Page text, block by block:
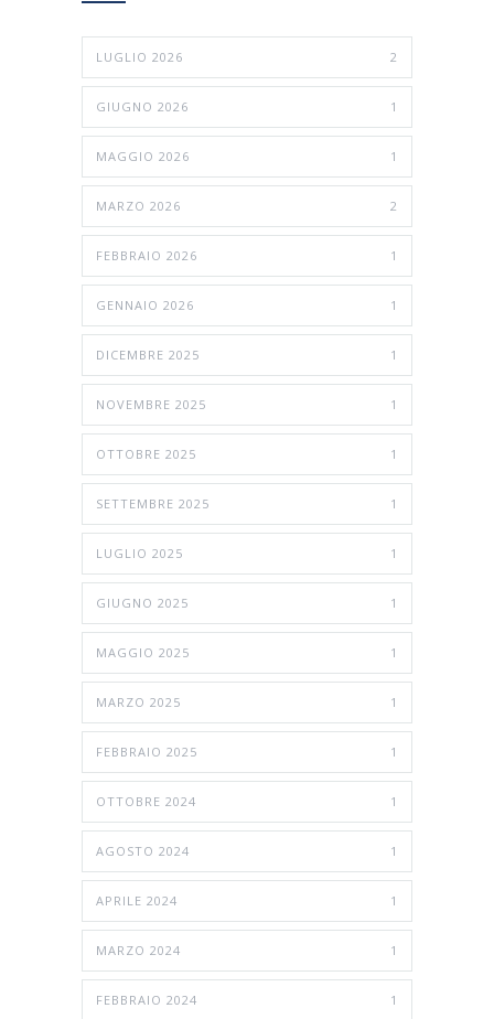
LUGLIO 2026 2
GIUGNO 2026 1
MAGGIO 2026 1
MARZO 2026 2
FEBBRAIO 2026 1
GENNAIO 2026 1
DICEMBRE 2025 1
NOVEMBRE 2025 1
OTTOBRE 2025 1
SETTEMBRE 2025 1
LUGLIO 2025 1
GIUGNO 2025 1
MAGGIO 2025 1
MARZO 2025 1
FEBBRAIO 2025 1
OTTOBRE 2024 1
AGOSTO 2024 1
APRILE 2024 1
MARZO 2024 1
FEBBRAIO 2024 1